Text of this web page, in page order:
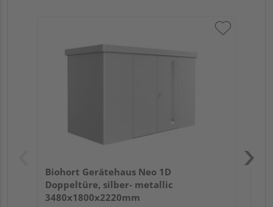
Biohort Gerätehaus Neo 1D
Doppeltüre, silber- metallic
3480x1800x2220mm